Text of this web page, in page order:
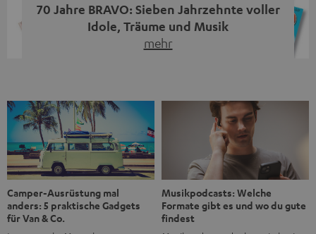
70 Jahre BRAVO: Sieben Jahrzehnte voller
Idole, Träume und Musik
mehr
1956 begleitet das Magazin Jugendliche durch Rock und
Pop, kleine Schwärmereien und große Fragen. Zum 70.
Jubiläum werfen wir einen Blick zurück. Vom Filmheft zur
Jugendmarke: Wie die BRAVO ihren Ton fand Als die […]
Camper-Ausrüstung mal
anders: 5 praktische Gadgets
für Van & Co.
Musikpodcasts: Welche
Formate gibt es und wo du gute
findest